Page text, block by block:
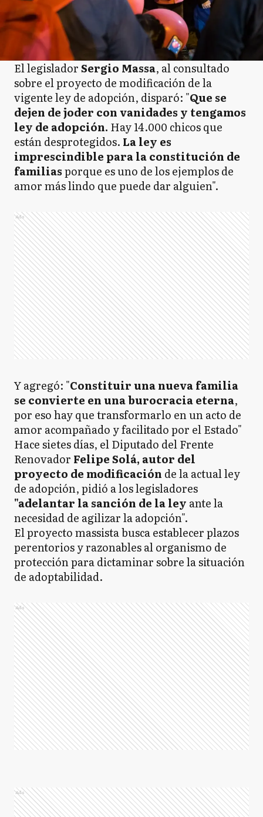
El legisladorSergio Massa, al consultado
sobre el proyecto de modificación de la
vigente ley de adopción, disparó: "Que se
dejen de joder con vanidades y tengamos
ley de adopción. Hay 14.000 chicos que
están desprotegidos. La ley es
imprescindible para la constitución de
familiasporque es uno de los ejemplos de
amor más lindo que puede dar alguien".
Ads
Y agregó: "Constituir una nueva familia
se convierte en una burocracia eterna,
por eso hay que transformarlo en un acto de
amor acompañado y facilitado por el Estado"
Hace sietes días, el Diputado del Frente
Renovador Felipe Solá, autor del
proyecto de modificación de la actual ley
de adopción, pidió a los legisladores
"adelantar la sanción de la ley ante la
necesidad de agilizar la adopción".
El proyecto massista busca establecer plazos
perentorios y razonables al organismo de
protección para dictaminar sobre la situación
de adoptabilidad.
Ads
Ads